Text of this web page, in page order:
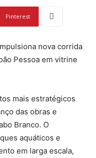
Pinterest
nova corrida
Pessoa em vitrine
mais estratégicos
das obras e
Branco. O
aquáticos e
em larga escala,